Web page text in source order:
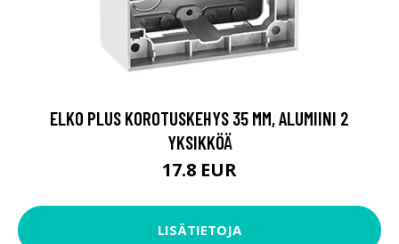
ELKO PLUS KOROTUSKEHYS 35 MM, ALUMIINI 2
YKSIKKÖÄ
17.8 EUR
LISÄTIETOJA